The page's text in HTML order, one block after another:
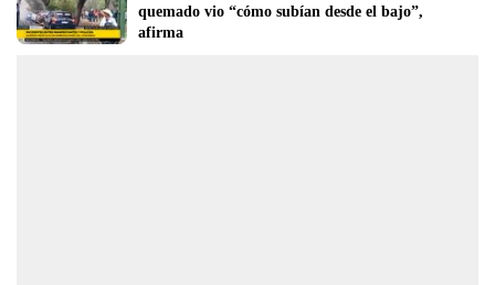
quemado vio “cómo subían desde el bajo”,
afirma